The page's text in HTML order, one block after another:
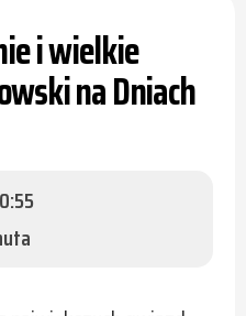
i wielkie
na Dniach